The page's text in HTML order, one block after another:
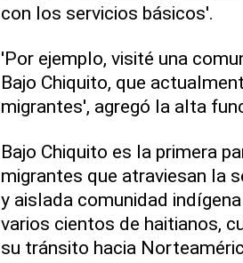
con los servicios básicos'.
'Por ejemplo, visité una
Bajo Chiquito, que
migrantes', agregó la alta
Bajo Chiquito es la primera
migrantes que atraviesan la
y aislada comunidad
varios cientos de haitianos,
su tránsito hacia